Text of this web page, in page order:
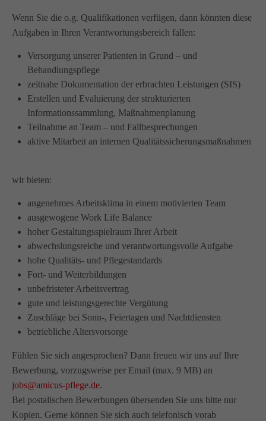
Kontakt
Amicus Pflege GmbH & Co KG
Lipper Weg 11a
45770 Marl
Schreiben Sie uns per Email
info@amicus-pflege.de
Wenn Sie die o.g. Qualifikationen verfügen, dann könnten diese
Aufgaben in Ihren Verantwortungsbereich fallen:
Versorgung unserer Patienten in Grund – und
Behandlungspflege
zeitnahe Dokumentation der erbrachten Leistungen (SIS)
Erstellen und Evaluierung der strukturierten
Informationssammlung, Maßnahmenplanung
Teilnahme an Team – und Fallbesprechungen
aktive Mitarbeit an internen Qualitätssicherungsmaßnahmen
wir bieten:
angenehmes Arbeitsklima in einem motivierten Team
ausgewogene Work Life Balance
hoher Gestaltungsspielraum Ihrer Arbeit
abwechslungsreiche und verantwortungsvolle Aufgabe
hohe Qualitäts- und Pflegestandards
Fort- und Weiterbildungen
unbefristeter Arbeitsvertrag
gute und leistungsgerechte Vergütung
Zuschläge bei Sonn-, Feiertagen und Nachtdiensten
betriebliche Altersvorsorge
Fühlen Sie sich angesprochen? Dann freuen wir uns auf Ihre
Bewerbung, vorzugsweise per Email (max. 9 MB) an
jobs@amicus-pflege.de.
Bei postalischen Bewerbungen übersenden Sie uns bitte nur
Kopien. Gerne können Sie sich auch telefonisch vorab